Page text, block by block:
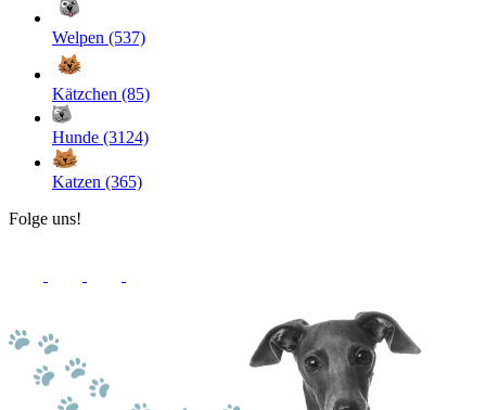
Welpen (537)
Kätzchen (85)
Hunde (3124)
Katzen (365)
Folge uns!